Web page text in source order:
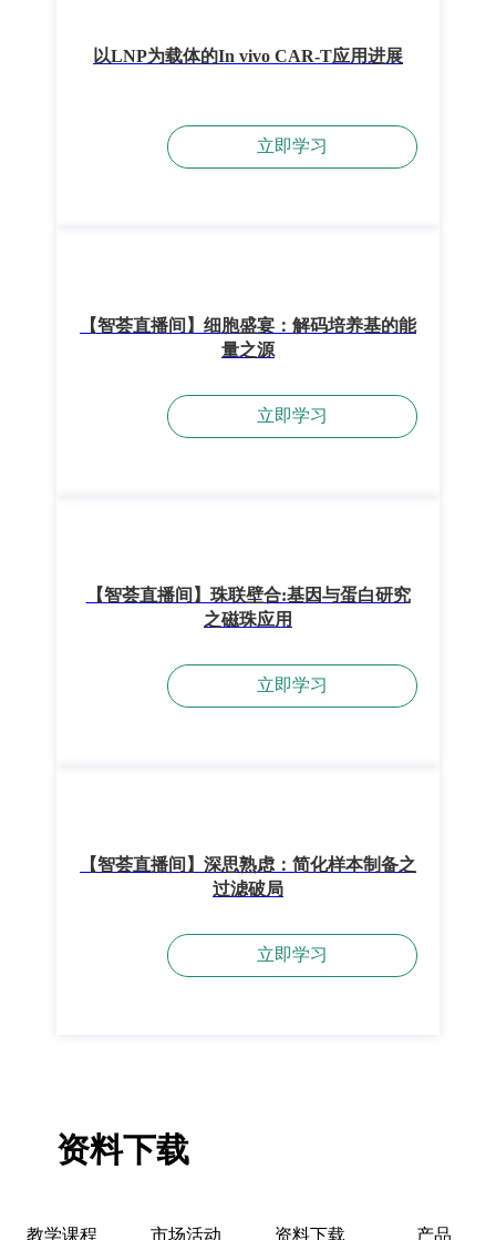
以LNP为载体的In vivo CAR-T应用进展
立即学习
【智荟直播间】细胞盛宴：解码培养基的能
量之源
立即学习
【智荟直播间】珠联壁合:基因与蛋白研究
之磁珠应用
立即学习
【智荟直播间】深思熟虑：简化样本制备之
过滤破局
立即学习
资料下载
教学课程 市场活动 资料下载 产品